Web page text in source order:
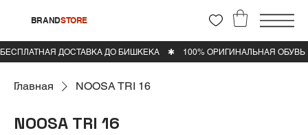
BRANDSTORE
Главная NOOSA TRI 16
NOOSA TRI 16